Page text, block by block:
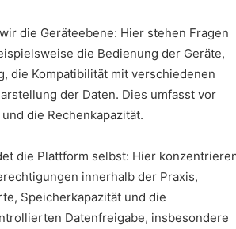
die Geräteebene: Hier stehen Fragen
die Bedienung der Geräte,
die Kompatibilität mit verschiedenen
der Daten. Dies umfasst vor
die Rechenkapazität.
die Plattform selbst: Hier
innerhalb der Praxis,
Speicherkapazität und die
Datenfreigabe, insbesondere